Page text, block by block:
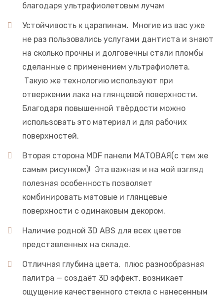
благодаря ультрафиолетовым лучам
Устойчивость к царапинам. Многие из вас уже
не раз пользовались услугами дантиста и знают
на сколько прочны и долговечны стали пломбы
сделанные с применением ультрафиолета.
Такую же технологию используют при
отвержении лака на глянцевой поверхности.
Благодаря повышенной твёрдости можно
использовать это материал и для рабочих
поверхностей.
Вторая сторона MDF панели МАТОВАЯ(с тем же
самым рисунком)! Эта важная и на мой взгляд
полезная особенность позволяет
комбинировать матовые и глянцевые
поверхности с одинаковым декором.
Наличие родной 3D ABS для всех цветов
представленных на складе.
Отличная глубина цвета, плюс разнообразная
палитра — создаёт 3D эффект, возникает
ощущение качественного стекла с нанесенным